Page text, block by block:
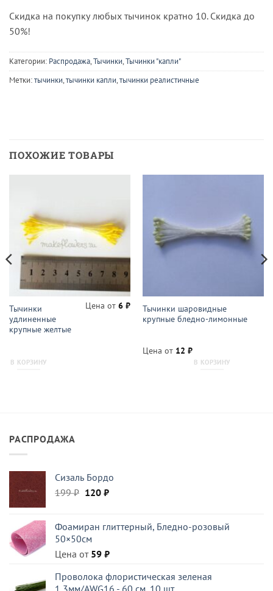
Cкидка на покупку любых тычинок кратно 10. Скидка до
50%!
Категории: Распродажа,Тычинки,Тычинки "капли"
Метки:тычинки,тычинки капли,тычинки реалистичные
ПОХОЖИЕ ТОВАРЫ
Тычинки
удлиненные
крупные желтые
Цена от6₽
В КОРЗИНУ
Тычинки шаровидные
крупные бледно-лимонные
Цена от 12 ₽
В КОРЗИНУ
РАСПРОДАЖА
Сизаль Бордо
199₽ Первоначальная
199 ₽.
120 ₽Текущая
Фоамиран глиттерный, Бледно-розовый
50×50см
Цена от 59 ₽
Проволока флористическая зеленая
1,3мм/AWG16 - 60 см, 10 шт.